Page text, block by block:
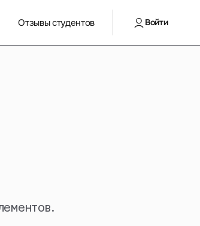
Отзывы студентов Войти